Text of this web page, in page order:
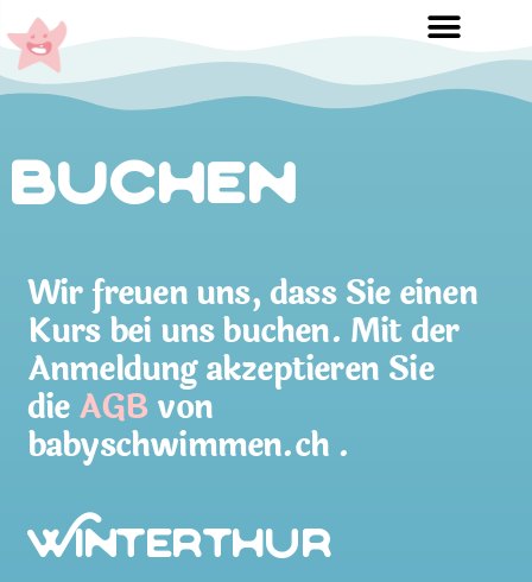
Buchen
Wir freuen uns, dass Sie einen
Kurs bei uns buchen. Mit der
Anmeldung akzeptieren Sie
dieAGBvon
babyschwimmen.ch .
Winterthur